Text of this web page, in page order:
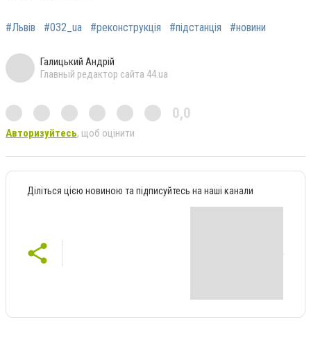
#Львів #032_ua #реконструкція #підстанція #новини
Галицький Андрій
Главный редактор сайта 44.ua
0,0
Авторизуйтесь, щоб оцінити
Діліться цією новиною та підписуйтесь на наші канали